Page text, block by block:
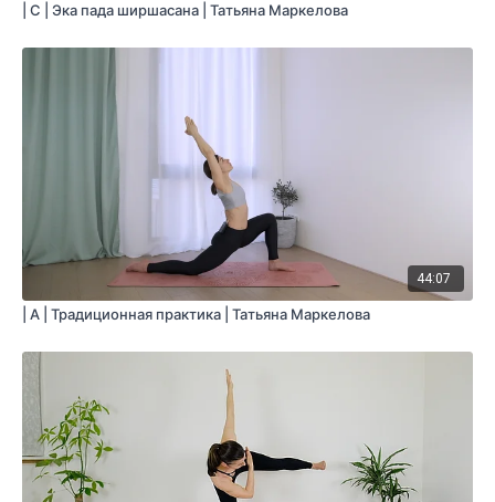
| C | Эка пада ширшасана | Татьяна Маркелова
44:07
| A | Традиционная практика | Татьяна Маркелова